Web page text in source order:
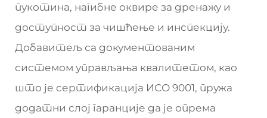
пукотина, нагибне оквире за дренажу и
доступност за чишћење и инспекцију.
Добавитељ са документованим
системом управљања квалитетом, као
што је сертификација ИСО 9001, пружа
додатни слој гаранције да је опрема